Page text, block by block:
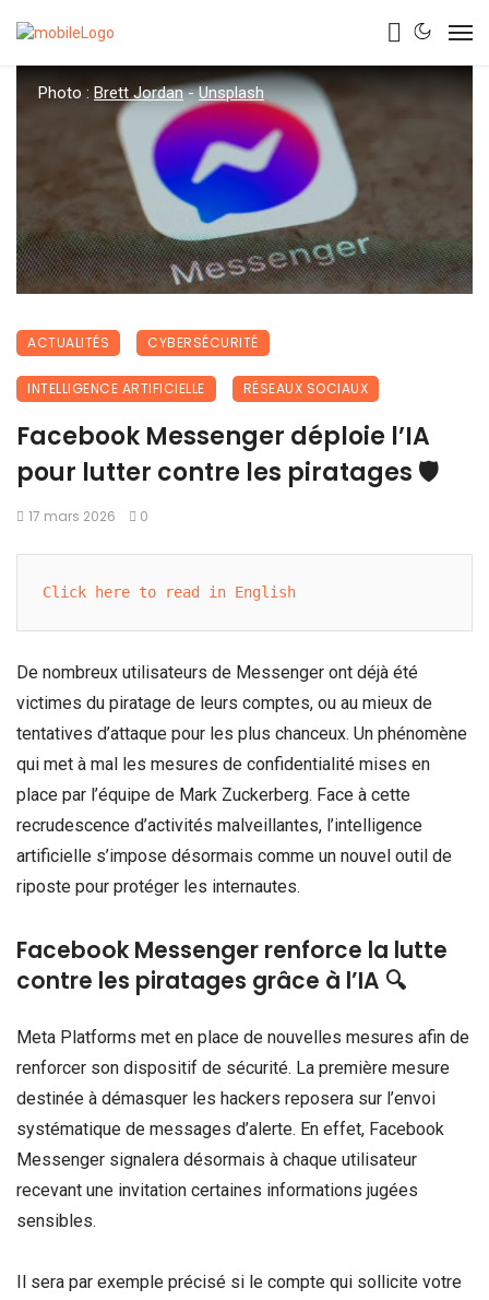
Photo : Brett Jordan-Unsplash
ACTUALITÉS CYBERSÉCURITÉ
INTELLIGENCE ARTIFICIELLE RÉSEAUX SOCIAUX
Facebook Messenger déploie l’IA
pour lutter contre les piratages 🛡️
17 mars 2026 0
Click here to read in English
De nombreux utilisateurs de Messenger ont déjà été
victimes du piratage de leurs comptes, ou au mieux de
tentatives d’attaque pour les plus chanceux. Un phénomène
qui met à mal les mesures de confidentialité mises en
place par l’équipe de Mark Zuckerberg. Face à cette
recrudescence d’activités malveillantes, l’intelligence
artificielle s’impose désormais comme un nouvel outil de
riposte pour protéger les internautes.
Facebook Messenger renforce la lutte
contre les piratages grâce à l’IA 🔍
Meta Platforms met en place de nouvelles mesures afin de
renforcer son dispositif de sécurité. La première mesure
destinée à démasquer les hackers reposera sur l’envoi
systématique de messages d’alerte. En effet, Facebook
Messenger signalera désormais à chaque utilisateur
recevant une invitation certaines informations jugées
sensibles.
Il sera par exemple précisé si le compte qui sollicite votre